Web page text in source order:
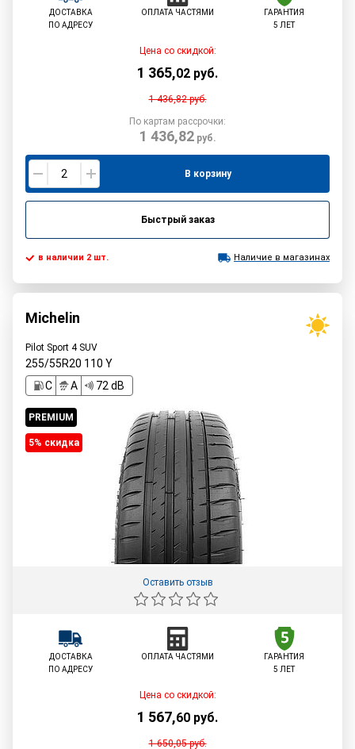
ДОСТАВКА
ПО АДРЕСУ
ОПЛАТА ЧАСТЯМИ
ГАРАНТИЯ
5 ЛЕТ
Цена со скидкой:
1 365,02 руб.
1 436,82руб.
По картам рассрочки:
1 436,82руб.
В корзину
Быстрый заказ
в наличии 2 шт. Наличие в магазинах
Michelin
Pilot Sport 4 SUV
255/55R20 110 Y
C
A 72 dB
PREMIUM
5% cкидка
Оставить отзыв
ДОСТАВКА
ПО АДРЕСУ
ОПЛАТА ЧАСТЯМИ
ГАРАНТИЯ
5 ЛЕТ
Цена со скидкой:
1 567,60 руб.
1 650,05руб.